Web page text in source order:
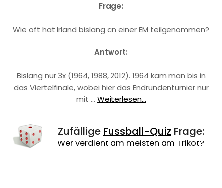
Frage:
Wie oft hat Irland bislang an einer EM teilgenommen?
Antwort:
Bislang nur 3x (1964, 1988, 2012). 1964 kam man bis in
das Viertelfinale, wobei hier das Endrundenturnier nur
mit … Weiterlesen...
Zufällige Fussball-Quiz Frage:
Wer verdient am meisten am Trikot?